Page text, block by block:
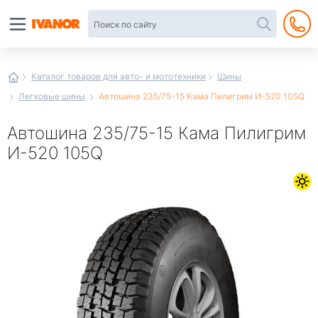
Каталог товаров для авто- и мототехники
Шины
Легковые шины
Автошина 235/75-15 Кама Пилигрим И-520 105Q
Автошина 235/75-15 Кама Пилигрим
И-520 105Q
интернет-